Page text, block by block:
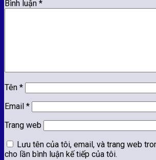
Bình luận *
Tên *
Email *
Trang web
Lưu tên của tôi, email, và trang web
cho lần bình luận kế tiếp của tôi.